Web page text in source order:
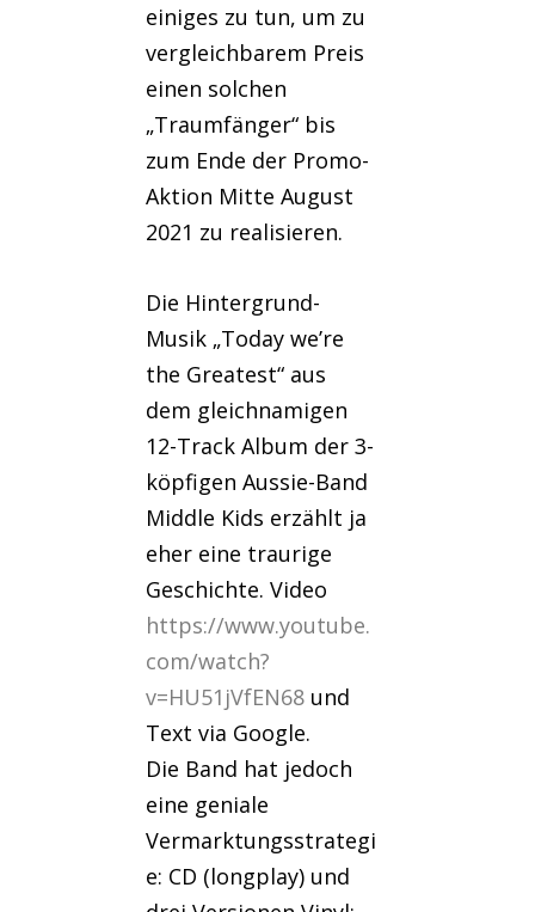
einiges zu tun, um zu
vergleichbarem Preis
einen solchen
„Traumfänger“ bis
zum Ende der Promo-
Aktion Mitte August
2021 zu realisieren.
Die Hintergrund-
Musik „Today we’re
the Greatest“ aus
dem gleichnamigen
12-Track Album der 3-
köpfigen Aussie-Band
Middle Kids erzählt ja
eher eine traurige
Geschichte. Video
https://www.youtube.
com/watch?
v=HU51jVfEN68 und
Text via Google.
Die Band hat jedoch
eine geniale
Vermarktungsstrategi
e: CD (longplay) und